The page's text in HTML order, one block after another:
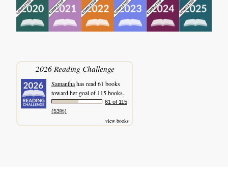
2026 Reading Challenge
Samanthahas read 61 books
toward her goal of 115 books.
61 of 115
(53%)
view books